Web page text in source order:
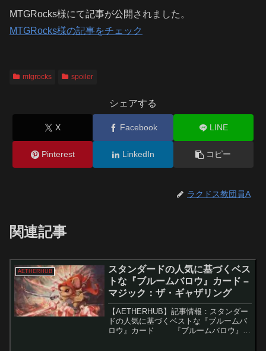
MTGRocks様にて記事が公開されました。
MTGRocks様の記事をチェック
mtgrocks spoiler
シェアする
X Facebook LINE
Pinterest LinkedIn コピー
ラクドス教団員A
関連記事
AETHERHUB
スタンダードの人気に基づくベス
トな『ブルームバロウ』カード –
マジック：ザ・ギャザリング
【AETHERHUB】記事情報：スタンダー
ドの人気に基づくベストな『ブルームバ
ロウ』カード 『ブルームバロウ』が